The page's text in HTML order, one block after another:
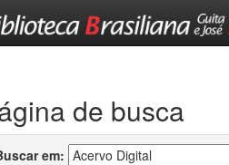
de busca
em: